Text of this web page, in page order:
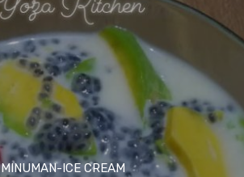
MINUMAN-ICE CREAM